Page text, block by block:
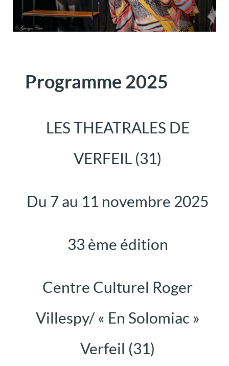
Programme 2025
LES THEATRALES DE
VERFEIL (31)
Du 7 au 11 novembre 2025
33 ème édition
Centre Culturel Roger
Villespy/ « En Solomiac »
Verfeil (31)